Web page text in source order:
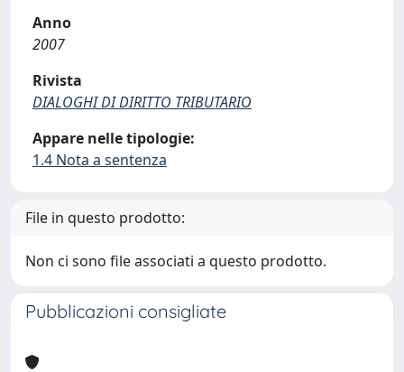
Anno
2007
Rivista
DIALOGHI DI DIRITTO TRIBUTARIO
Appare nelle tipologie:
1.4 Nota a sentenza
File in questo prodotto:
Non ci sono file associati a questo prodotto.
Pubblicazioni consigliate